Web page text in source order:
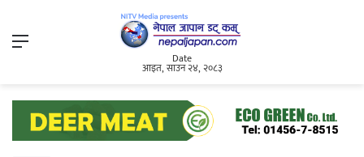
Menu
Date
आइत, साउन २४, २०८३